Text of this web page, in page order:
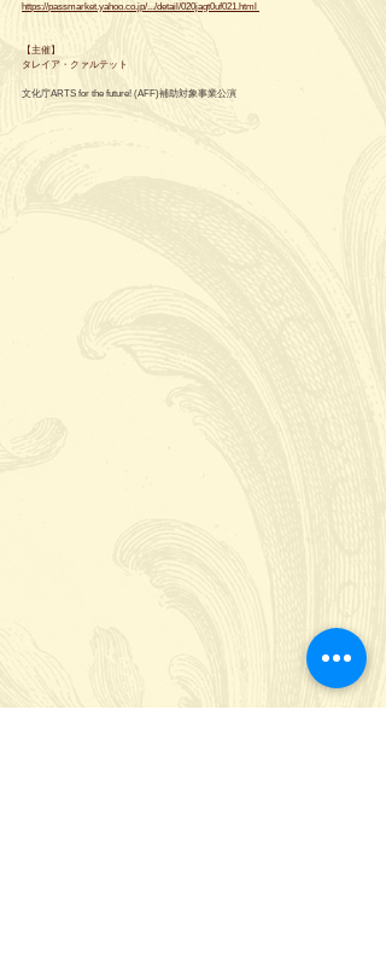
https://passmarket.yahoo.co.jp/.../detail/020jagt0uf021.html
【主催】
タレイア・クァルテット
文化庁ARTS for the future! (AFF)補助対象事業公演